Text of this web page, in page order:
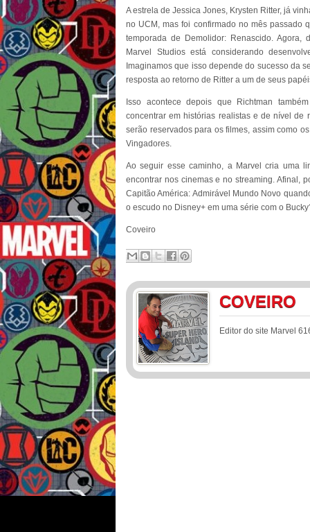
A estrela de Jessica Jones, Krysten Ritter, já
no UCM, mas foi confirmado no mês passado
temporada de Demolidor: Renascido.
Marvel Studios está considerando
Imaginamos que isso depende do sucesso da
resposta ao retorno de Ritter a um de seus
Isso acontece depois que Richtman
concentrar em histórias realistas e de nível de
serão reservados para os filmes, assim como
Vingadores.
Ao seguir esse caminho, a Marvel cria uma
encontrar nos cinemas e no streaming. Afinal,
Capitão América: Admirável Mundo Novo
o escudo no Disney+ em uma série com o
Coveiro
COVEIRO
Editor do site Marvel